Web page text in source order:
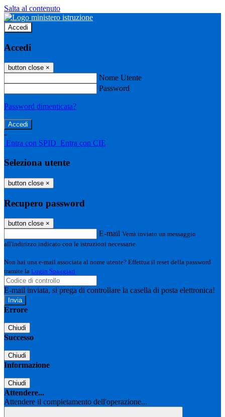
Salta al contenuto
Accedi
Accedi
button close ×
Nome Utente
Password
Password dimenticata?
-
Entra con SPID Entra con CIE
Seleziona utente
button close ×
Recupero password
button close ×
E-mail Verrà inviato un messaggio
all'indirizzo indicato con le istruzioni necessarie.
Non hai una e-mail associata al nome utente? Effettua il reset della password
tramite la Login Spaggiari
E-mail inviata, si prega di controllare la casella di posta elettronica!
Errore
Chiudi
Successo
Chiudi
Informazione
Chiudi
Attendere...
Attendere il completamento dell'operazione...